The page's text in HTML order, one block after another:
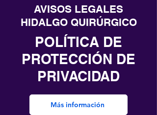
AVISOS LEGALES
HIDALGO QUIRÚRGICO
POLÍTICA DE
PROTECCIÓN DE
PRIVACIDAD
Más información